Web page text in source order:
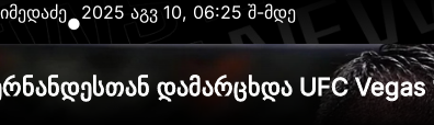
●2025 აგვ 10, 06:25 შ-მდე
დამარცხდა UFC Vegas